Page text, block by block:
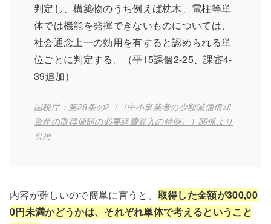
判定し、構築物のうち例えば枕木、電柱等単
体では機能を発揮できないものについては、
社会通念上一の効用を有すると認められる単
位ごとに判定する。（平15課個2-25、課審4-
39追加）
国税庁：第28条の2（（中小事業者の少額減価償却
資産の取得価額の必要経費算入の特例））関係より
引用
内容が難しいので簡単に言うと、 取得した金額が300,00
0円未満かどうかは、それぞれ単体で考えるということ